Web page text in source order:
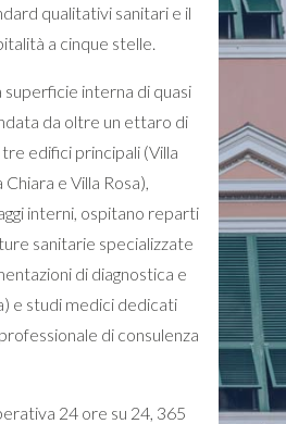
qualitativi sanitari e il
a cinque stelle.
superficie interna di quasi
da oltre un ettaro di
edifici principali (Villa
e Villa Rosa),
interni, ospitano reparti
sanitarie specializzate
di diagnostica e
e studi medici dedicati
di consulenza
24 ore su 24, 365